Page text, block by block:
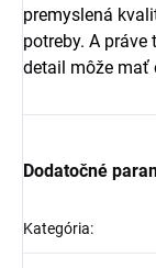
premyslená
potreby. A
detail môže mať
Dodatočné
Kategória: